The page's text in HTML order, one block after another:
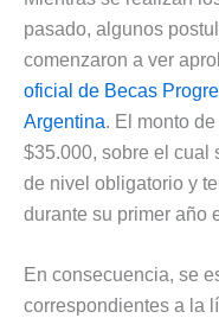
pasado, algunos
comenzaron a ver
oficial de Becas
Argentina. El monto
$35.000, sobre el cual
de nivel obligatorio y
durante su primer año
En consecuencia, se
correspondientes a la